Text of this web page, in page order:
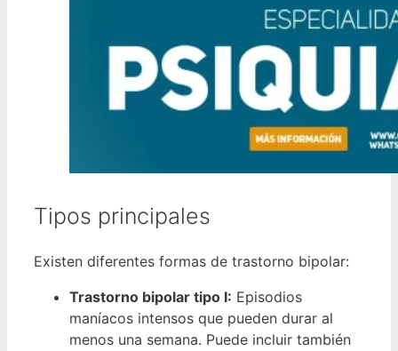
Tipos principales
Existen diferentes formas de trastorno bipolar:
Trastorno bipolar tipo I: Episodios
maníacos intensos que pueden durar al
menos una semana. Puede incluir también